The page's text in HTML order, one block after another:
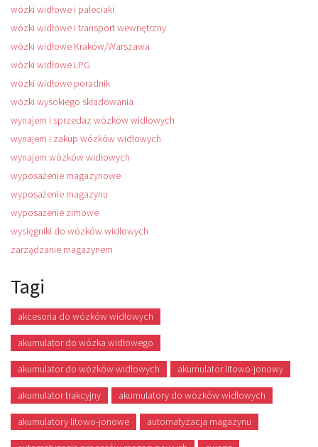
wózki widłowe i paleciaki
wózki widłowe i transport wewnętrzny
wózki widłowe Kraków/Warszawa
wózki widłowe LPG
wózki widłowe poradnik
wózki wysokiego składowania
wynajem i sprzedaz wózków widłowych
wynajem i zakup wózków widłowych
wynajem wózków widłowych
wyposażenie magazynowe
wyposażenie magazynu
wyposażenie zimowe
wysięgniki do wózków widłowych
zarządzanie magazynem
Tagi
akcesoria do wózków widłowych
akumulator do wózka widłowego
akumulator do wózków widłowych akumulator litowo-jonowy
akumulator trakcyjny akumulatory do wózków widłowych
akumulatory litowo-jonowe automatyzacja magazynu